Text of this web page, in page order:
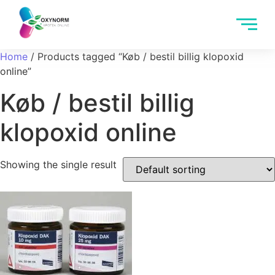
Home / Products tagged “Køb / bestil billig klopoxid
online”
Køb / bestil billig
klopoxid online
Showing the single result